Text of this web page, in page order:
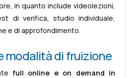
in quanto include videolezioni,
di verifica, studio individuale,
e di approfondimento.
modalità di fruizione
full online e on demand in